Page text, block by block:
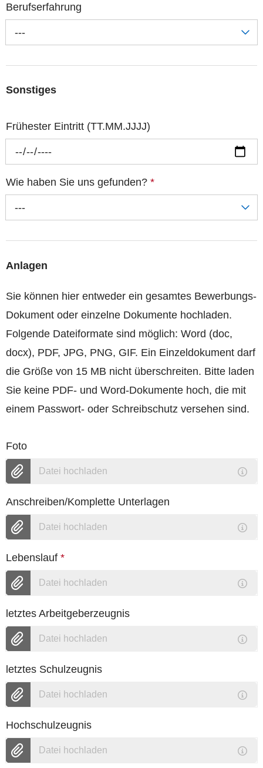
Berufserfahrung
---
Sonstiges
Frühester Eintritt (TT.MM.JJJJ)
Wie haben Sie uns gefunden? *
---
Anlagen
Sie können hier entweder ein gesamtes Bewerbungs-
Dokument oder einzelne Dokumente hochladen.
Folgende Dateiformate sind möglich: Word (doc,
docx), PDF, JPG, PNG, GIF. Ein Einzeldokument darf
die Größe von 15 MB nicht überschreiten. Bitte laden
Sie keine PDF- und Word-Dokumente hoch, die mit
einem Passwort- oder Schreibschutz versehen sind.
Foto
Datei hochladen
Anschreiben/Komplette Unterlagen
Datei hochladen
Lebenslauf *
Datei hochladen
letztes Arbeitgeberzeugnis
Datei hochladen
letztes Schulzeugnis
Datei hochladen
Hochschulzeugnis
Datei hochladen